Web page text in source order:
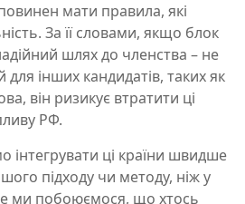
мати правила, які
За її словами, якщо блок
шлях до членства – не
інших кандидатів, таких як
він ризикує втратити ці
РФ.
ці країни швидше
підходу чи методу, ніж у
ми побоюємося, що хтось